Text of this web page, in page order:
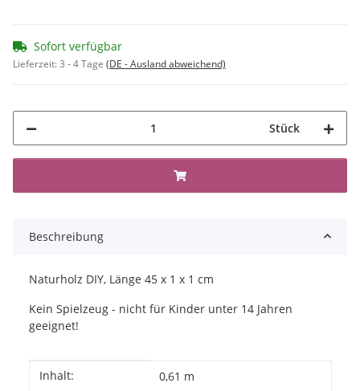
Sofort verfügbar
Lieferzeit:3 - 4 Tage (DE - Ausland abweichend)
Stück
Beschreibung
Naturholz DIY, Länge 45 x 1 x 1 cm
Kein Spielzeug - nicht für Kinder unter 14 Jahren
geeignet!
Produkteigenschaft
Wert
Inhalt: 0,61 m